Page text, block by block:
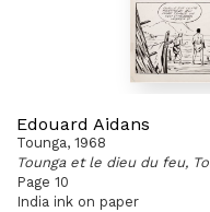
Edouard Aidans
Tounga, 1968
Tounga et le dieu du feu,
Page 10
India ink on paper